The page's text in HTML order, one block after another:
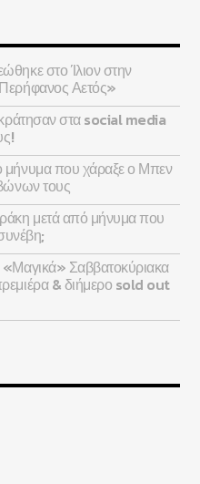
στο Ίλιον στην
Αετός»
στα social media
που χάραξε ο Μπεν
τους
μετά από μήνυμα που
Σαββατοκύριακα
& διήμερο sold out